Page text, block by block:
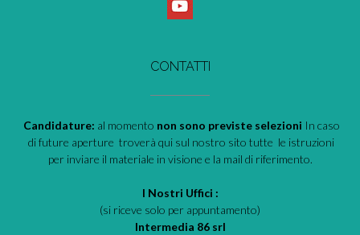
CONTATTI
Candidature: al momento non sono previste selezioni In caso
di future aperture troverà qui sul nostro sito tutte le istruzioni
per inviare il materiale in visione e la mail di riferimento.
I Nostri Uffici :
(si riceve solo per appuntamento)
Intermedia 86 srl